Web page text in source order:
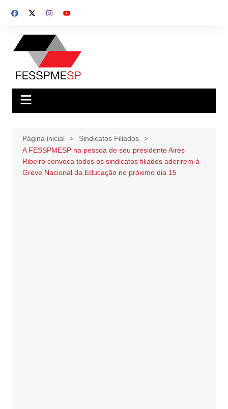
para
conteúdo
Página inicial
Sindicatos Filiados
A FESSPMESP na pessoa de seu presidente Aires
Ribeiro convoca todos os sindicatos filiados aderirem à
Greve Nacional da Educação no próximo dia 15